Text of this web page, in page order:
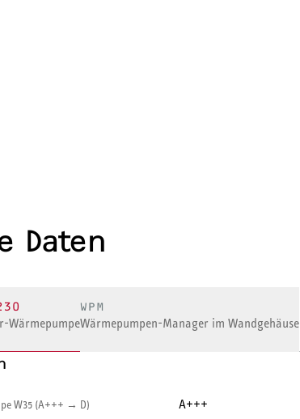
Daten
Wärmepumpe
WPM
Wärmepumpen-Manager im Wandgehäuse
W35 (A+++ → D) A+++